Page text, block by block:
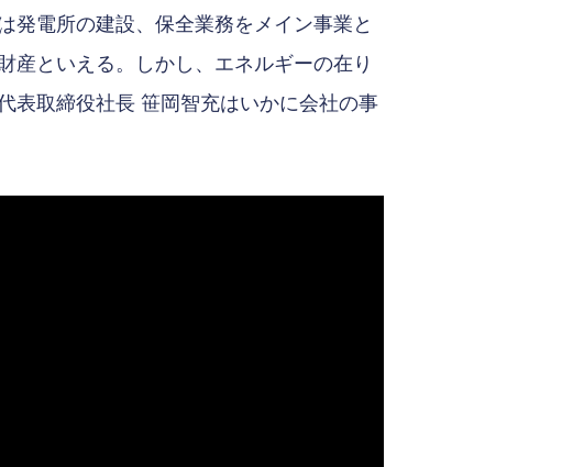
発電所の建設、保全業務をメイン事業と
産といえる。しかし、エネルギーの在り
表取締役社長 笹岡智充はいかに会社の事